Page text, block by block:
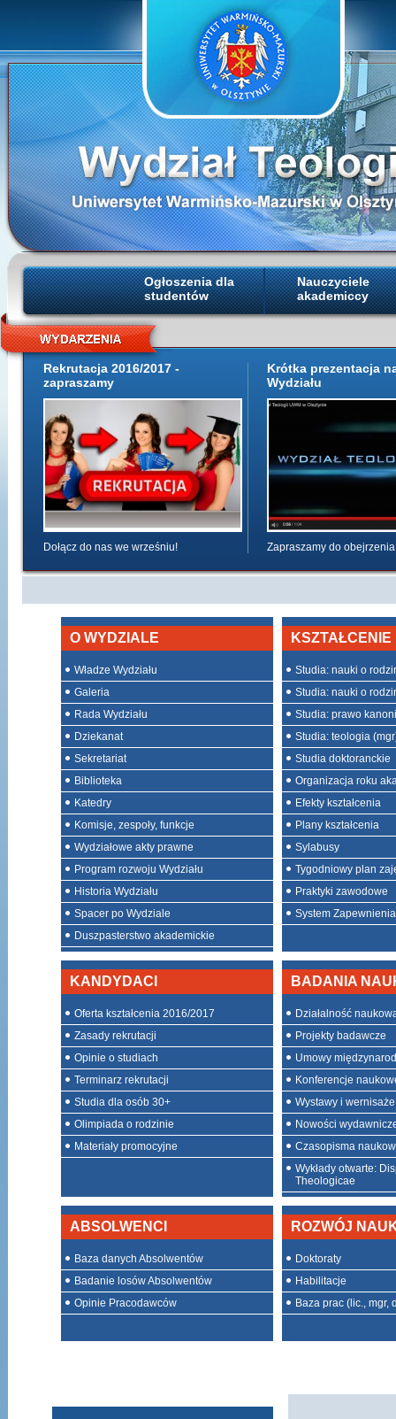
Ogłoszenia dla
studentów
Nauczyciele
akademiccy
Rekrutacja 2016/2017 -
zapraszamy
Dołącz do nas we wrześniu!
Krótka prezentacja
Wydziału
Zapraszamy do obejrzenia
O WYDZIALE
Władze Wydziału
Galeria
Rada Wydziału
Dziekanat
Sekretariat
Biblioteka
Katedry
Komisje, zespoły, funkcje
Wydziałowe akty prawne
Program rozwoju Wydziału
Historia Wydziału
Spacer po Wydziale
Duszpasterstwo akademickie
KSZTAŁCENIE
Studia: nauki o
Studia: nauki o
Studia: prawo
Studia: teologia
Studia doktoranckie
Organizacja roku
Efekty kształcenia
Plany kształcenia
Sylabusy
Tygodniowy plan
Praktyki zawodowe
System
KANDYDACI
Oferta kształcenia 2016/2017
Zasady rekrutacji
Opinie o studiach
Terminarz rekrutacji
Studia dla osób 30+
Olimpiada o rodzinie
Materiały promocyjne
BADANIA
Działalność
Projekty badawcze
Umowy
Konferencje
Wystawy i wernisaże
Nowości
Czasopisma
Wykłady otwarte:
Theologicae
ABSOLWENCI
Baza danych Absolwentów
Badanie losów Absolwentów
Opinie Pracodawców
ROZWÓJ
Doktoraty
Habilitacje
Baza prac (lic., mgr,